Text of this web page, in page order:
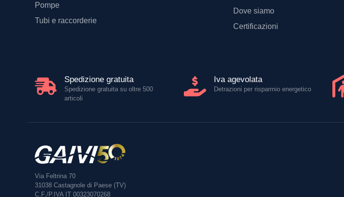
Pompe
Tubi e raccorderie
Dove siamo
Certificazioni
Spedizione gratuita
Spedizione gratuita su oltre 500
articoli
Iva agevolata
Detrazioni per risparmio energetico
Via Feltrina 70
31038 Castagnole di Paese (TV)
C.F./P.IVA IT 00323070268